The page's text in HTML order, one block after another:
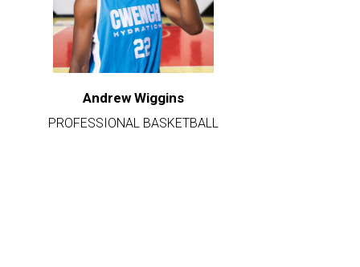
Andrew Wiggins
PROFESSIONAL BASKETBALL